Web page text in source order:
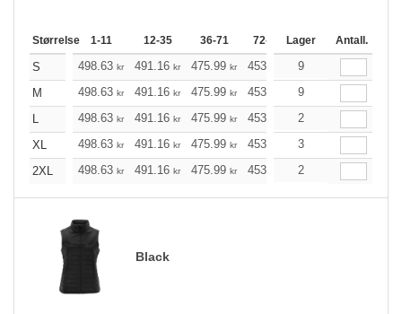
Størrelse 1-11 12-35 36-71 72-143 144-287
Lager Antall.
S 498.63 kr 491.16 kr 475.99 kr 453.36
9
M
498.63 kr 491.16 kr 475.99 kr 453.36
9
L
498.63 kr 491.16 kr 475.99 kr 453.36
2
XL
498.63 kr 491.16 kr 475.99 kr 453.36
3
2XL
498.63 kr 491.16 kr 475.99 kr 453.36 2
Black